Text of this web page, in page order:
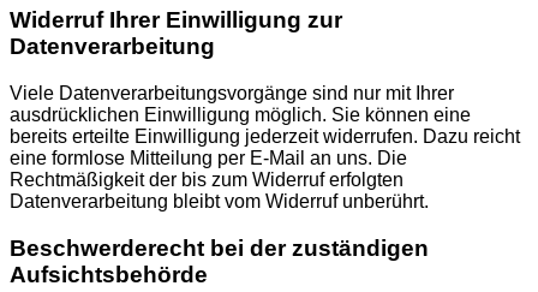
Widerruf Ihrer Einwilligung zur
Datenverarbeitung
Viele Datenverarbeitungsvorgänge sind nur mit Ihrer
ausdrücklichen Einwilligung möglich. Sie können eine
bereits erteilte Einwilligung jederzeit widerrufen. Dazu reicht
eine formlose Mitteilung per E-Mail an uns. Die
Rechtmäßigkeit der bis zum Widerruf erfolgten
Datenverarbeitung bleibt vom Widerruf unberührt.
Beschwerderecht bei der zuständigen
Aufsichtsbehörde